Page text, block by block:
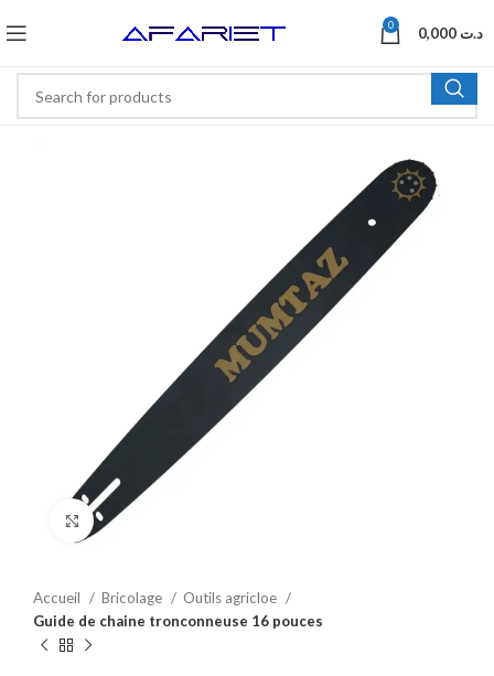
0 د.ت
Click to enlarge
Accueil Bricolage
Outils agricloe
Guide de chaine tronconneuse 16 pouces